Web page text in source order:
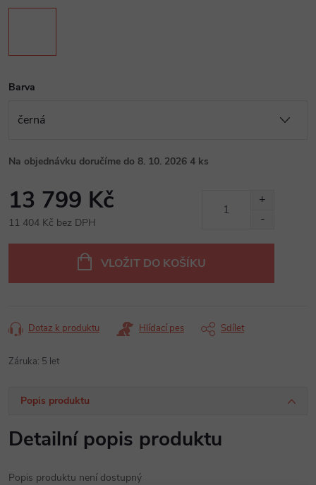
Barva
Na objednávku doručíme do 8. 10. 2026 4 ks
13 799 Kč
11 404 Kč bez DPH
VLOŽIT DO KOŠÍKU
Dotaz k produktu Hlídací pes Sdílet
Záruka: 5 let
Popis produktu
Detailní popis produktu
Popis produktu není dostupný